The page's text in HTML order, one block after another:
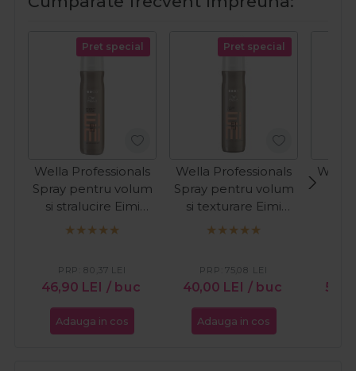
Pret special
Wella Professionals
Spray pentru volum
si stralucire Eimi
Perfect Setting
46,90 LEI / buc
PRP: 80,37 LEI
Adauga in cos
Pret special
Wella Professionals
Spray pentru volum
si texturare Eimi
Sugar Lift 150ml
40,00 LEI / buc
PRP:75,08 LEI
Adauga in cos
Wella